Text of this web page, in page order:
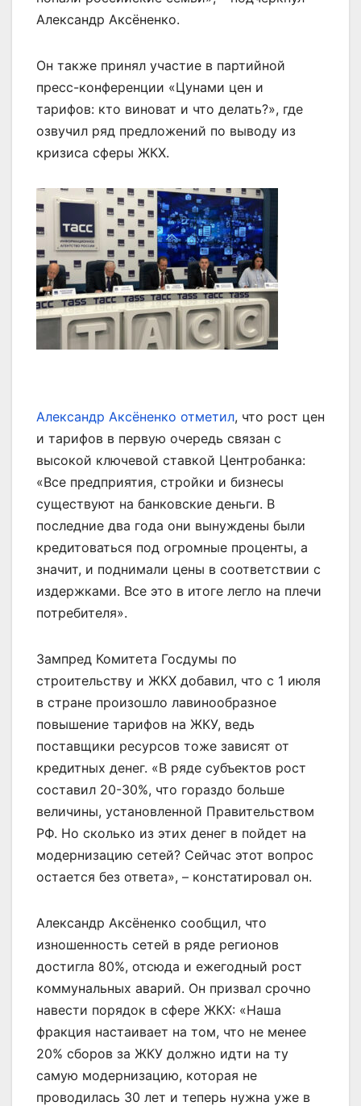
Александр Аксёненко.
Он также принял участие в партийной
пресс-конференции «Цунами цен и
тарифов: кто виноват и что делать?», где
озвучил ряд предложений по выводу из
кризиса сферы ЖКХ.
Александр Аксёненко отметил, что рост цен
и тарифов в первую очередь связан с
высокой ключевой ставкой Центробанка:
«Все предприятия, стройки и бизнесы
существуют на банковские деньги. В
последние два года они вынуждены были
кредитоваться под огромные проценты, а
значит, и поднимали цены в соответствии с
издержками. Все это в итоге легло на плечи
потребителя».
Зампред Комитета Госдумы по
строительству и ЖКХ добавил, что с 1 июля
в стране произошло лавинообразное
повышение тарифов на ЖКУ, ведь
поставщики ресурсов тоже зависят от
кредитных денег. «В ряде субъектов рост
составил 20-30%, что гораздо больше
величины, установленной Правительством
РФ. Но сколько из этих денег в пойдет на
модернизацию сетей? Сейчас этот вопрос
остается без ответа», – констатировал он.
Александр Аксёненко сообщил, что
изношенность сетей в ряде регионов
достигла 80%, отсюда и ежегодный рост
коммунальных аварий. Он призвал срочно
навести порядок в сфере ЖКХ: «Наша
фракция настаивает на том, что не менее
20% сборов за ЖКУ должно идти на ту
самую модернизацию, которая не
проводилась 30 лет и теперь нужна уже в